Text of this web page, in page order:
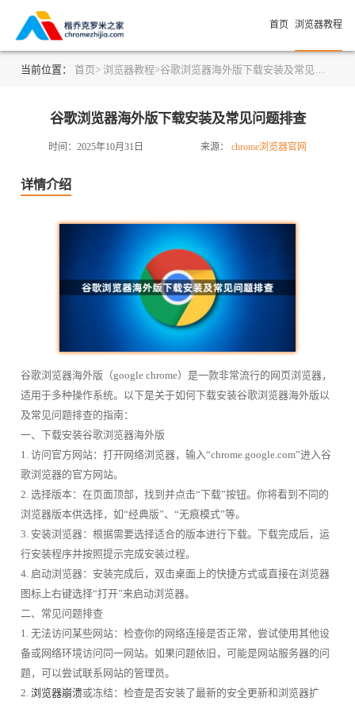
首页 浏览器教程
当前位置： 首页> 浏览器教程>谷歌浏览器海外版下载安装及常见问题排查
谷歌浏览器海外版下载安装及常见问题排查
时间：2025年10月31日 来源： chrome浏览器官网
详情介绍
谷歌浏览器海外版（google chrome）是一款非常流行的网页浏览器，
适用于多种操作系统。以下是关于如何下载安装谷歌浏览器海外版以
及常见问题排查的指南：
一、下载安装谷歌浏览器海外版
1. 访问官方网站：打开网络浏览器，输入“chrome.google.com”进入谷
歌浏览器的官方网站。
2. 选择版本：在页面顶部，找到并点击“下载”按钮。你将看到不同的
浏览器版本供选择，如“经典版”、“无痕模式”等。
3. 安装浏览器：根据需要选择适合的版本进行下载。下载完成后，运
行安装程序并按照提示完成安装过程。
4. 启动浏览器：安装完成后，双击桌面上的快捷方式或直接在浏览器
图标上右键选择“打开”来启动浏览器。
二、常见问题排查
1. 无法访问某些网站：检查你的网络连接是否正常，尝试使用其他设
备或网络环境访问同一网站。如果问题依旧，可能是网站服务器的问
题，可以尝试联系网站的管理员。
2. 浏览器崩溃或冻结：检查是否安装了最新的安全更新和浏览器扩